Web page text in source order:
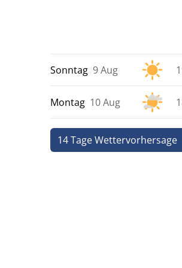
Sonntag 9 Aug
Montag 10 Aug
14 Tage Wettervorhersage